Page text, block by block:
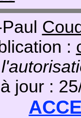
:
jour :